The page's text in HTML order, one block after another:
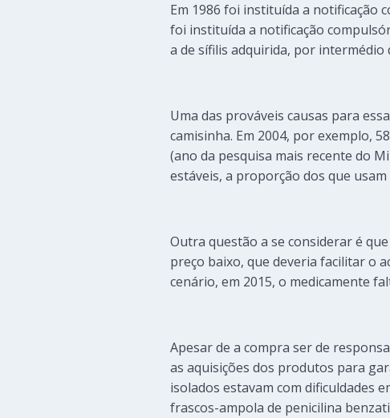
Em 1986 foi instituída a notificação
foi instituída a notificação
a de sífilis adquirida, por intermédio
Uma das prováveis causas para
camisinha. Em 2004, por exemplo,
(ano da pesquisa mais recente do
estáveis, a proporção dos que usam
Outra questão a se considerar é
preço baixo, que deveria facilitar o
cenário, em 2015, o medicamente
Apesar de a compra ser de
as aquisições dos produtos para
isolados estavam com dificuldades
frascos-ampola de penicilina